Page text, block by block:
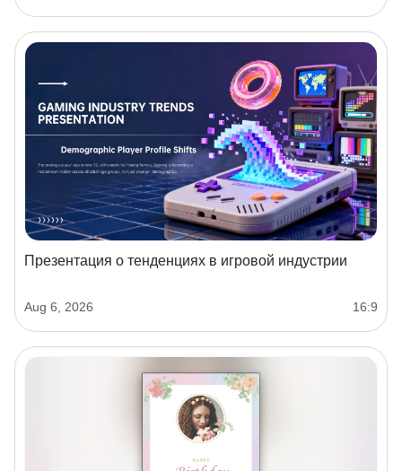
Презентация о тенденциях в игровой индустрии
Aug 6, 2026 16:9